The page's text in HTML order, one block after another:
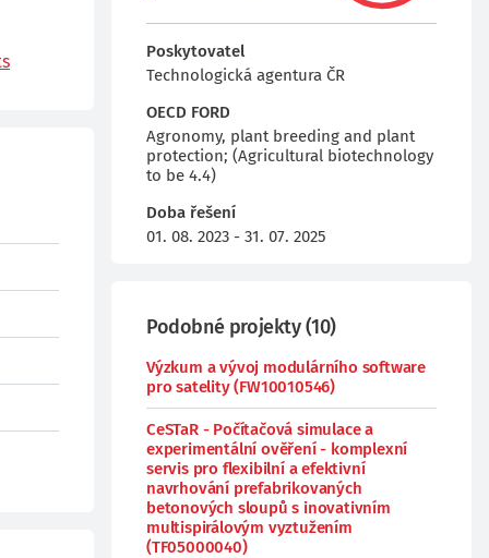
Poskytovatel
Technologická agentura ČR
OECD FORD
Agronomy, plant breeding and plant
protection; (Agricultural biotechnology
to be 4.4)
Doba řešení
01. 08. 2023 - 31. 07. 2025
Podobné projekty(10)
Výzkum a vývoj modulárního software
pro satelity (FW10010546)
CeSTaR - Počítačová simulace a
experimentální ověření - komplexní
servis pro flexibilní a efektivní
navrhování prefabrikovaných
betonových sloupů s inovativním
multispirálovým vyztužením
(TF05000040)